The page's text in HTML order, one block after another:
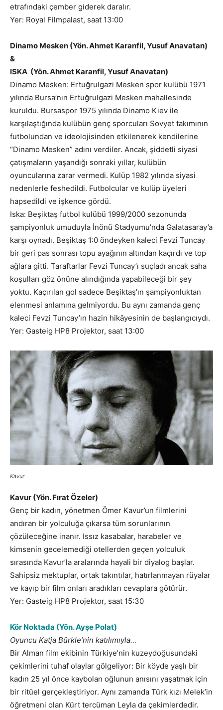
etrafındaki çember giderek daralır.
Yer: Royal Filmpalast, saat 13:00
Dinamo Mesken (Yön. Ahmet Karanfil, Yusuf Anavatan)
&
ISKA (Yön. Ahmet Karanfil, Yusuf Anavatan)
Dinamo Mesken: Ertuğrulgazi Mesken spor kulübü 1971
yılında Bursa’nın Ertuğrulgazi Mesken mahallesinde
kuruldu. Bursaspor 1975 yılında Dinamo Kiev ile
karşılaştığında kulübün genç sporcuları Sovyet takımının
futbolundan ve ideolojisinden etkilenerek kendilerine
“Dinamo Mesken” adını verdiler. Ancak, şiddetli siyasi
çatışmaların yaşandığı sonraki yıllar, kulübün
oyuncularına zarar vermedi. Kulüp 1982 yılında siyasi
nedenlerle feshedildi. Futbolcular ve kulüp üyeleri
hapsedildi ve işkence gördü.
Iska: Beşiktaş futbol kulübü 1999/2000 sezonunda
şampiyonluk umuduyla İnönü Stadyumu’nda Galatasaray’a
karşı oynadı. Beşiktaş 1:0 öndeyken kaleci Fevzi Tuncay
bir geri pas sonrası topu ayağının altından kaçırdı ve top
ağlara gitti. Taraftarlar Fevzi Tuncay’ı suçladı ancak saha
koşulları göz önüne alındığında yapabileceği bir şey
yoktu. Kaçırılan gol sadece Beşiktaş’ın şampiyonluktan
elenmesi anlamına gelmiyordu. Bu aynı zamanda genç
kaleci Fevzi Tuncay’ın hazin hikâyesinin de başlangıcıydı.
Yer: Gasteig HP8 Projektor, saat 13:00
Kavur
Kavur (Yön. Fırat Özeler)
Genç bir kadın, yönetmen Ömer Kavur’un filmlerini
andıran bir yolculuğa çıkarsa tüm sorunlarının
çözüleceğine inanır. Issız kasabalar, harabeler ve
kimsenin gecelemediği otellerden geçen yolculuk
sırasında Kavur’la aralarında hayali bir diyalog başlar.
Sahipsiz mektuplar, ortak takıntılar, hatırlanmayan rüyalar
ve kayıp bir film onları aradıkları cevaplara götürür.
Yer: Gasteig HP8 Projektor, saat 15:30
Kör Noktada (Yön. Ayşe Polat)
Oyuncu Katja Bürkle’nin katılımıyla…
Bir Alman film ekibinin Türkiye’nin kuzeydoğusundaki
çekimlerini tuhaf olaylar gölgeliyor: Bir köyde yaşlı bir
kadın 25 yıl önce kaybolan oğlunun anısını yaşatmak için
bir ritüel gerçekleştiriyor. Aynı zamanda Türk kızı Melek’in
öğretmeni olan Kürt tercüman Leyla da çekimlerdedir.